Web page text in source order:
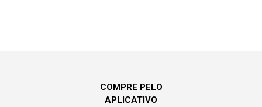
COMPRE PELO
APLICATIVO